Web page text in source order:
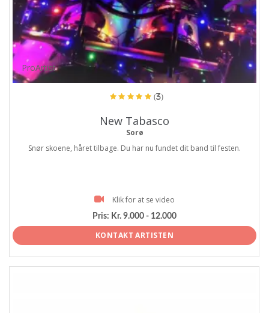
ProArtist
(3)
New Tabasco
Sorø
Snør skoene, håret tilbage. Du har nu fundet dit band til festen.
Klik for at se video
Pris: Kr. 9.000 - 12.000
KONTAKT ARTISTEN